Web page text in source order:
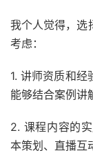
我个人觉得，选
考虑：
1. 讲师资质和
能够结合案例讲
2. 课程内容的
本策划、直播互